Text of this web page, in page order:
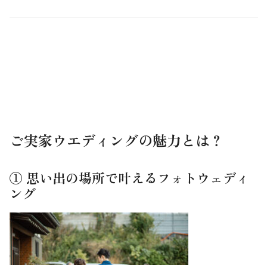
ご実家ウエディングの魅力とは？
① 思い出の場所で叶えるフォトウェディ
ング